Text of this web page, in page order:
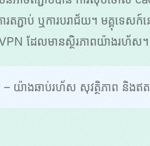
ភ្ជាប់ ឬការបរាជ័យ។ មគ្គុទេសក៍
VPN ដែលមានស្ថិរភាពយ៉ាងរហ័ស។
– យ៉ាងឆាប់រហ័ស សុវត្ថិភាព និងឥត